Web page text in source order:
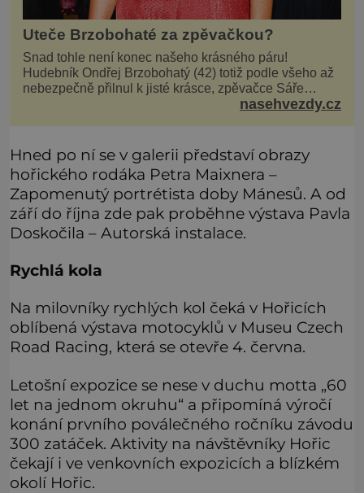
Uteče Brzobohaté za zpěvačkou?
Snad tohle není konec našeho krásného páru!
Hudebník Ondřej Brzobohatý (42) totiž podle všeho až
nebezpečně přilnul k jisté krásce, zpěvačce Sáře
Milfajtové (33), která jednou byla hostem v pořadu
nasehvezdy.cz
Hned po ní se v galerii představí obrazy
hořického rodáka Petra Maixnera –
Zapomenutý portrétista doby Mánesů. A od
září do října zde pak proběhne výstava Pavla
Doskočila – Autorská instalace.
Rychlá kola
Na milovníky rychlých kol čeká v Hořicích
oblíbená výstava motocyklů v Museu Czech
Road Racing, která se otevře 4. června.
Letošní expozice se nese v duchu motta „60
let na jednom okruhu“ a připomíná výročí
konání prvního poválečného ročníku závodu
300 zatáček. Aktivity na návštěvníky Hořic
čekají i ve venkovních expozicích a blízkém
okolí Hořic.